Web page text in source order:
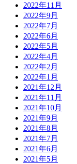
2022年11月
2022年9月
2022年7月
2022年6月
2022年5月
2022年4月
2022年2月
2022年1月
2021年12月
2021年11月
2021年10月
2021年9月
2021年8月
2021年7月
2021年6月
2021年5月